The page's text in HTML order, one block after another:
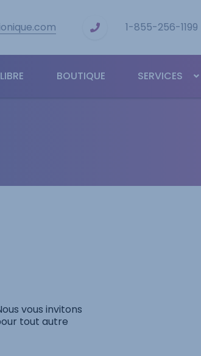
1-855-256-1199
BOUTIQUE SERVICES
vous invitons
tout autre